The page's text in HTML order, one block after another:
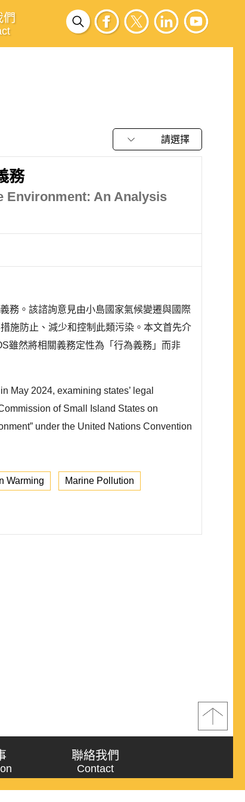
請選擇
務
Environment: An Analysis
務。該諮詢意見由小島國家氣候變遷與國際
施防止、減少和控制此類污染。本文首先介
雖然將相關義務定性為「行為義務」而非
May 2024, examining states’ legal
of Small Island States on
under the United Nations Convention
Warming Marine Pollution
聯絡我們
Contact